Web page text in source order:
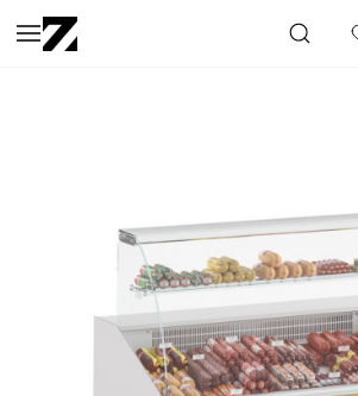
Saltar al
contenido